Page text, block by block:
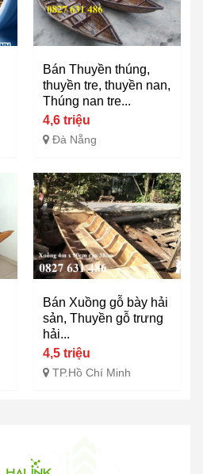
Bán Thuyền thúng,
thuyền tre, thuyền nan,
Thúng nan tre...
4,6 triệu
Đà Nẵng
Bán Xuồng gỗ bày hải
sản, Thuyền gỗ trưng
hải...
4,5 triệu
TP.Hồ Chí Minh